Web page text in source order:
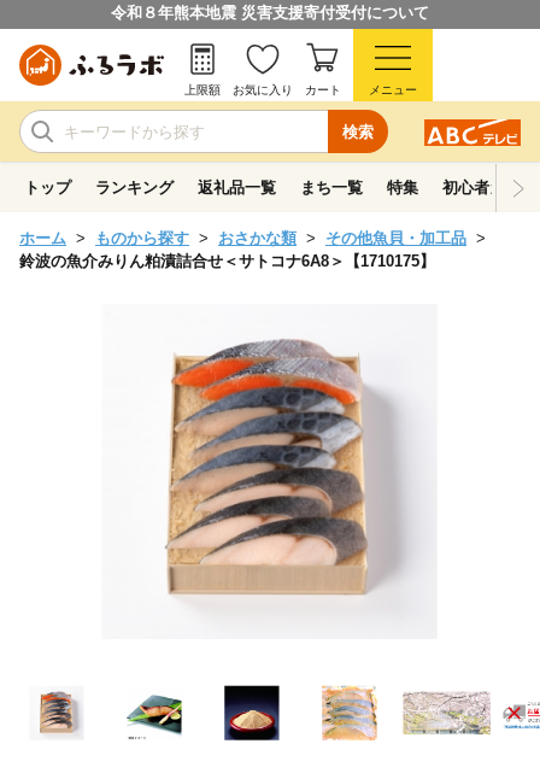
令和８年熊本地震 災害支援寄付受付について
検索
上限額 お気に入り カート メニュー
トップ ランキング 返礼品一覧 まち一覧 特集 初心者ガイド
ホーム ものから探す おさかな類
その他魚貝・加工品
鈴波の魚介みりん粕漬詰合せ＜サトコナ6A8＞【1710175】